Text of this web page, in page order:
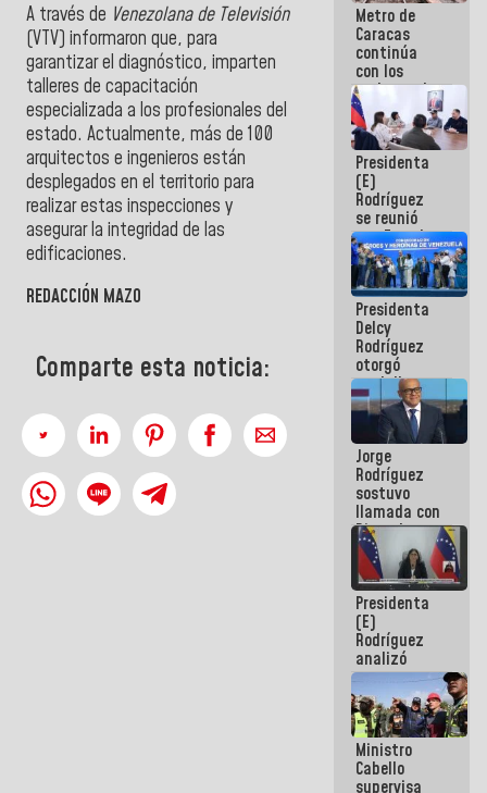
A través de Venezolana de Televisión
(VTV) informaron que, para
garantizar el diagnóstico, imparten
talleres de capacitación
especializada a los profesionales del
estado. Actualmente, más de 100
arquitectos e ingenieros están
desplegados en el territorio para
realizar estas inspecciones y
asegurar la integridad de las
edificaciones.
REDACCIÓN MAZO
Comparte esta noticia:
Metro de
Caracas
continúa
con los
trabajos de
mantenimiento
e inspección
en la Línea 2
Presidenta
(E)
Rodríguez
se reunió
con Estado
Mayor
Eléctrico
para
abordar
planes de
acción
Presidenta
Delcy
Rodríguez
otorgó
medalla
"Héroe de
Venezuela"
a servidores
públicos
Jorge
Rodríguez
sostuvo
llamada con
Dinorah
Figuera y
acuerdan
primer
encuentro
presencial
para el
diálogo
Presidenta
(E)
Rodríguez
analizó
junto a
gobernadores
planes de
recuperación
del Sistema
Eléctrico
Ministro
Cabello
supervisa